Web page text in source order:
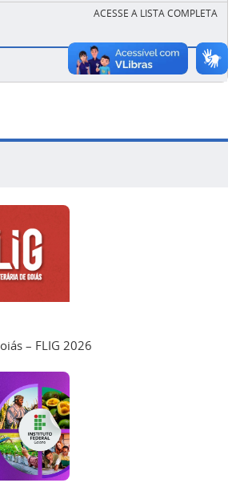
ACESSE A LISTA COMPLETA
– FLIG 2026